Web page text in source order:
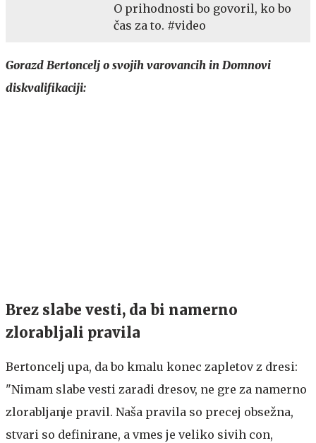
O prihodnosti bo govoril, ko bo
čas za to. #video
Gorazd Bertoncelj o svojih varovancih in Domnovi
diskvalifikaciji:
Brez slabe vesti, da bi namerno
zlorabljali pravila
Bertoncelj upa, da bo kmalu konec zapletov z dresi:
"Nimam slabe vesti zaradi dresov, ne gre za namerno
zlorabljanje pravil. Naša pravila so precej obsežna,
stvari so definirane, a vmes je veliko sivih con,